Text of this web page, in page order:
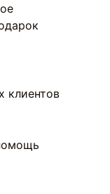
клиентов